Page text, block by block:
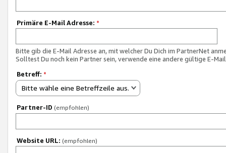
Primäre E-Mail Adresse: *
Bitte gib die E-Mail Adresse an, mit welcher Du Dich im PartnerNet
Solltest Du noch kein Partner sein, verwende eine andere gültige E-
Betreff: *
Bitte wähle eine Betreffzeile aus.
Partner-ID (empfohlen)
Website URL: (empfohlen)